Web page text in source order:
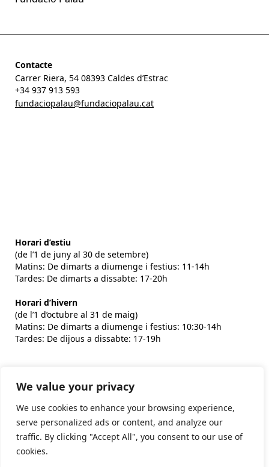
We value your privacy
We use cookies to enhance your browsing experience,
serve personalized ads or content, and analyze our
traffic. By clicking "Accept All", you consent to our use of
cookies.
Contacte
Carrer Riera, 54 08393 Caldes d’Estrac
+34 937 913 593
fundaciopalau@fundaciopalau.cat
Horari d’estiu
(de l’1 de juny al 30 de setembre)
Matins: De dimarts a diumenge i festius: 11-14h
Tardes: De dimarts a dissabte: 17-20h
Horari d’hivern
(de l’1 d’octubre al 31 de maig)
Matins: De dimarts a diumenge i festius: 10:30-14h
Tardes: De dijous a dissabte: 17-19h
Subscriu-te al butlletí
He llegit i accepto la politica de privacitat